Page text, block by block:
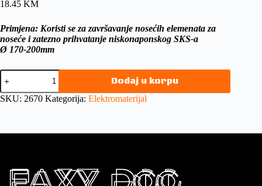
18.45 KM
Primjena: Koristi se za završavanje nosećih elemenata za
noseće i zatezno prihvatanje niskonaponskog SKS-a
Ø 170-200mm
Dodaj u korpu
SKU: 2670 Kategorija: Elektromaterijal